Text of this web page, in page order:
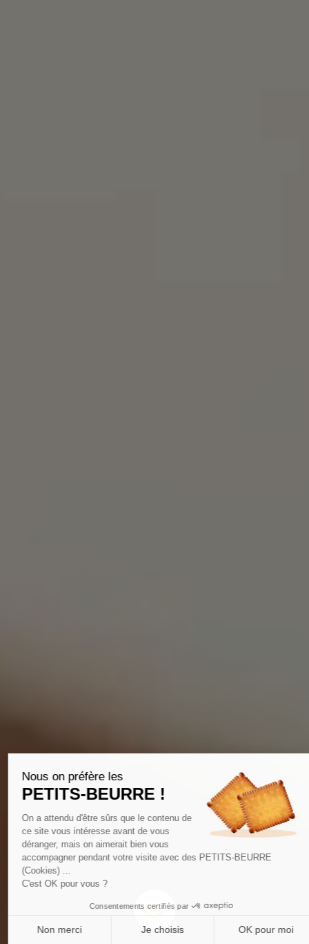
Nous on préfère les
PETITS-BEURRE !
On a attendu d'être sûrs que le contenu de
ce site vous intéresse avant de vous
déranger, mais on aimerait bien vous
accompagner pendant votre visite avec des PETITS-BEURRE
(Cookies) ...
C'est OK pour vous ?
Consentements certifiés par
Non merci Je choisis OK pour moi